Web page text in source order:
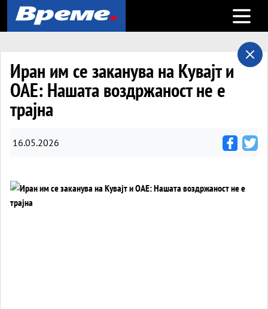
Open
Иран им се заканува на Кувајт и
ОАЕ: Нашата воздржаност не е
трајна
16.05.2026